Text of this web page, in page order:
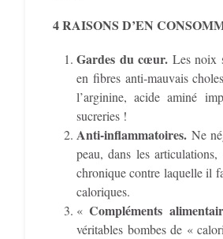
4 RAISONS D’EN
Gardes du cœur. Les noix
en fibres anti-mauvais
l’arginine, acide aminé
sucreries !
Anti-inflammatoires. Ne
peau, dans les
chronique contre laquelle il
caloriques.
«Compléments
véritables bombes de «